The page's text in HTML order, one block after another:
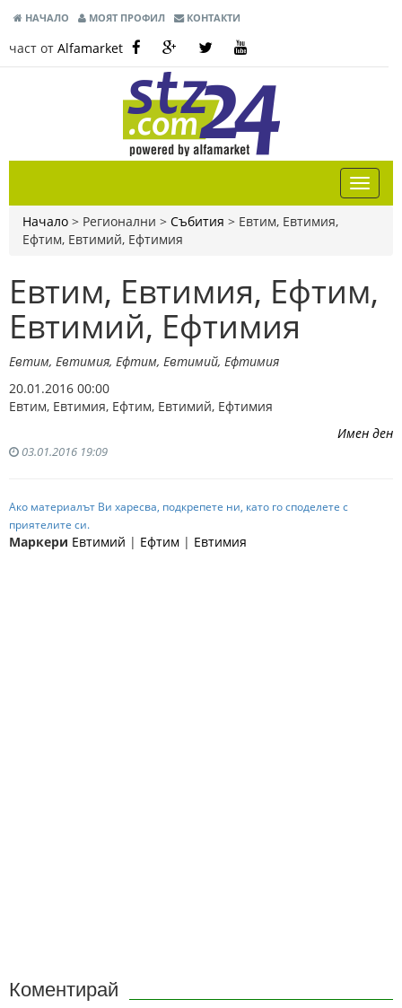
НАЧАЛО МОЯТ ПРОФИЛ КОНТАКТИ
част от Alfamarket
Начало > Регионални > Събития > Евтим, Евтимия,
Ефтим, Евтимий, Ефтимия
Евтим, Евтимия, Ефтим,
Евтимий, Ефтимия
Евтим, Евтимия, Ефтим, Евтимий, Ефтимия
20.01.2016 00:00
Евтим, Евтимия, Ефтим, Евтимий, Ефтимия
Имен ден
03.01.2016 19:09
Ако материалът Ви харесва, подкрепете ни, като го споделете с
приятелите си.
Маркери Евтимий | Ефтим | Евтимия
Коментирай